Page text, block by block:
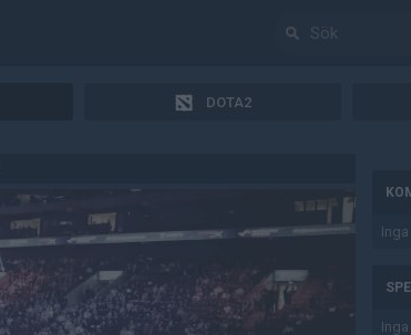
DOTA2